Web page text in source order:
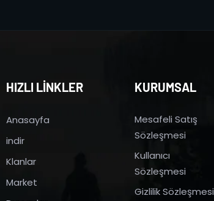
HIZLI LİNKLER
Anasayfa
indir
Klanlar
Market
KURUMSAL
Mesafeli Satış
Sözleşmesi
Kullanıcı
Sözleşmesi
Gizlilik Sözleşmesi